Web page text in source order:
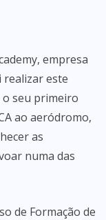
empresa
realizar este
o seu primeiro
ao aeródromo,
as
numa das
de Formação de